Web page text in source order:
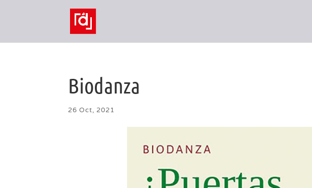
Biodanza
26 Oct, 2021